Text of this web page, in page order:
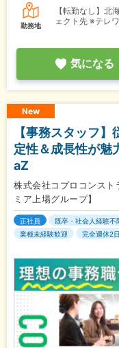
勤務地
【転勤なし】北
ェクト先 ※テレ
気になる
New
【事務スタッフ
定性＆成長性が魅
aZ
株式会社コプロコンス
ミア上場グループ】
正社員 既卒・社会人経験不
業種未経験歓迎
完全週休2